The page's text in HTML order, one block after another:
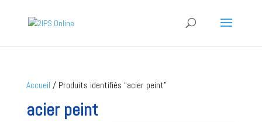
Accueil / Produits identifiés “acier peint”
acier peint